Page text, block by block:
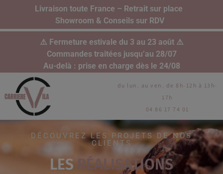
Livraison toute France – Retrait sur place
Showroom & Conseils sur RDV
⚠️ Fermeture estivale du 3 au 23 août ⚠️
Commandes traitées jusqu’au 28/07
Au-delà : prise en charge dès le 24/08
du lun. au ven. de 8h-12h à 13h-
17h
04 86 17 74 01
DÉCOUVREZ LES PROJETS DE NOS
CLIENTS
LES RÉALISATIONS